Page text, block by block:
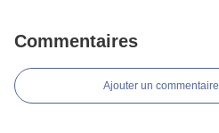
Commentaires
Ajouter un commentaire